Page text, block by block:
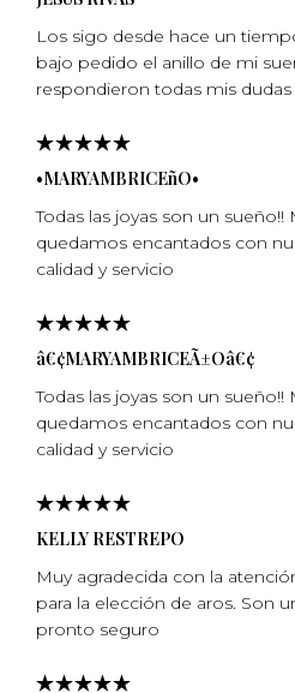
Los sigo desde hace un
bajo pedido el anillo de mi
respondieron todas mis dudas
•MARYAMBRICEñO•
Todas las joyas son un sueño!!
quedamos encantados con
calidad y servicio
â€¢MARYAMBRICEÃ±Oâ€¢
Todas las joyas son un sueño!!
quedamos encantados con
calidad y servicio
KELLY RESTREPO
Muy agradecida con la
para la elección de aros. Son
pronto seguro